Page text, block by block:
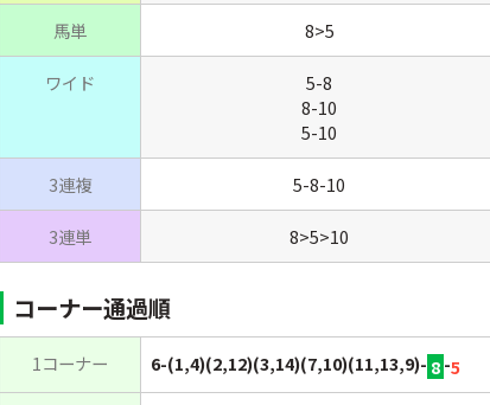
馬単 8>5
ワイド
5-8
8-10
5-10
3連複 5-8-10
3連単 8>5>10
コーナー通過順
1コーナー 6-(1,4)(2,12)(3,14)(7,10)(11,13,9)- 8-5